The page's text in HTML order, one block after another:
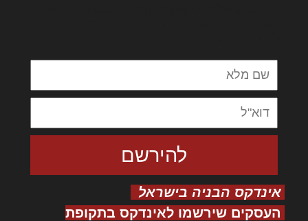
אינדקס הבניה בישראל
העסקים שירשמו לאינדקס בתקופת